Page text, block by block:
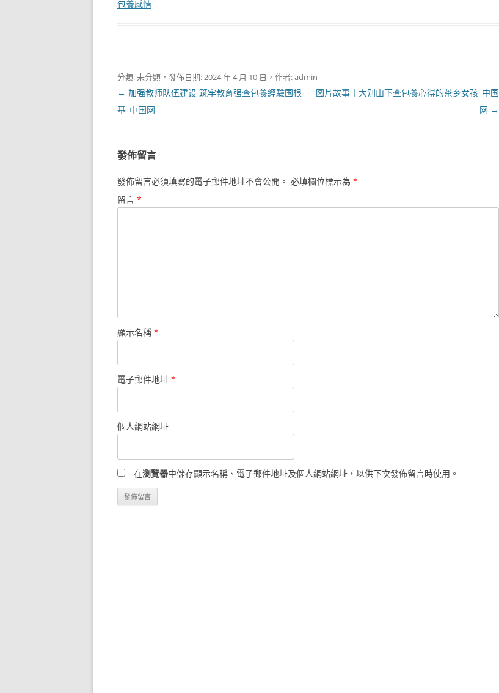
包養感情
分類: 未分類，發佈日期:2024 年 4 月 10 日 ，作者:admin
文
章
← 加强教师队伍建设 筑牢教育强查包養經驗国根
基_中国网
图片故事丨大别山下查包養心得的茶乡女孩_中国
网 →
發佈留言
發佈留言必須填寫的電子郵件地址不會公開。 必填欄位標示為 *
留言 *
顯示名稱 *
電子郵件地址 *
個人網站網址
在瀏覽器中儲存顯示名稱、電子郵件地址及個人網站網址，以供下次發佈留言時使用。